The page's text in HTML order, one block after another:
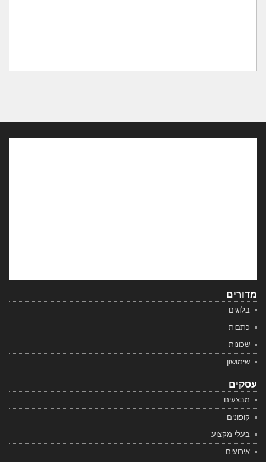
מדורים
בלוגים
כתבות
שכונות
שימושון
עסקים
מבצעים
קופונים
בעלי מקצוע
אירועים